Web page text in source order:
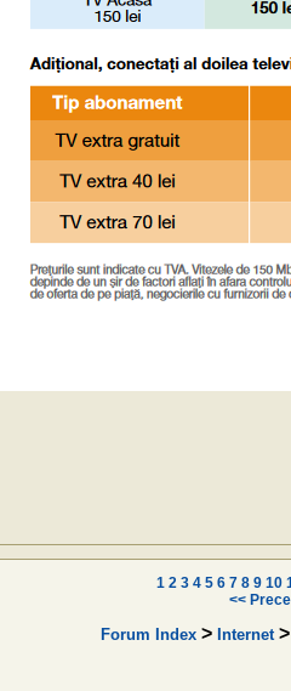
1 2 3 4 5 6 7 8 9 10
<<
Forum Index> Internet